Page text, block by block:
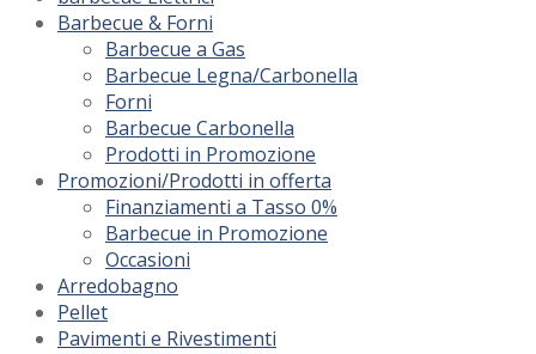
Barbecue & Forni
Barbecue a Gas
Barbecue Legna/Carbonella
Forni
Barbecue Carbonella
Prodotti in Promozione
Promozioni/Prodotti in offerta
Finanziamenti a Tasso 0%
Barbecue in Promozione
Occasioni
Arredobagno
Pellet
Pavimenti e Rivestimenti